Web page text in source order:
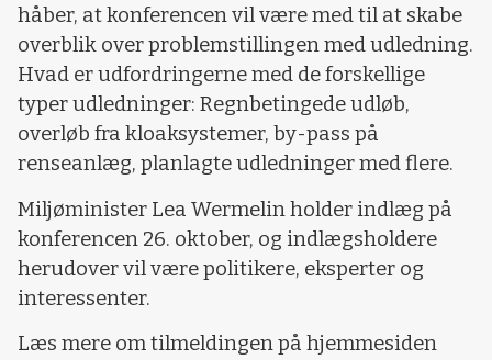
håber, at konferencen vil være med til at skabe
overblik over problemstillingen med udledning.
Hvad er udfordringerne med de forskellige
typer udledninger: Regnbetingede udløb,
overløb fra kloaksystemer, by-pass på
renseanlæg, planlagte udledninger med flere.
Miljøminister Lea Wermelin holder indlæg på
konferencen 26. oktober, og indlægsholdere
herudover vil være politikere, eksperter og
interessenter.
Læs mere om tilmeldingen på hjemmesiden